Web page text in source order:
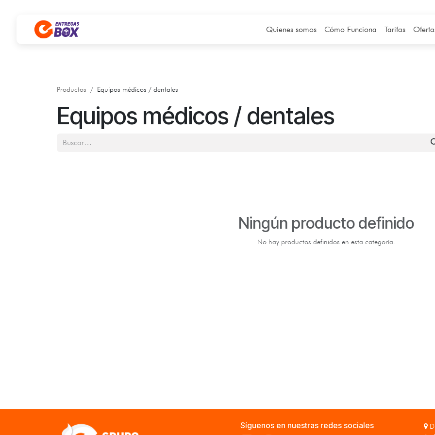
Quienes somos Cómo Funciona Tarifas
Productos Equipos médicos / dentales
Equipos médicos / dentales
Ningún producto definido
No hay productos definidos en esta categoría.
Síguenos en nuestras redes sociales